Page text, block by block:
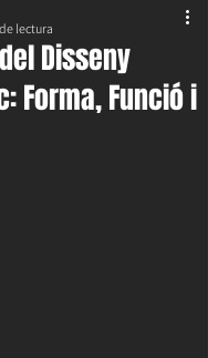
Disseny
Forma, Funció i
lectura